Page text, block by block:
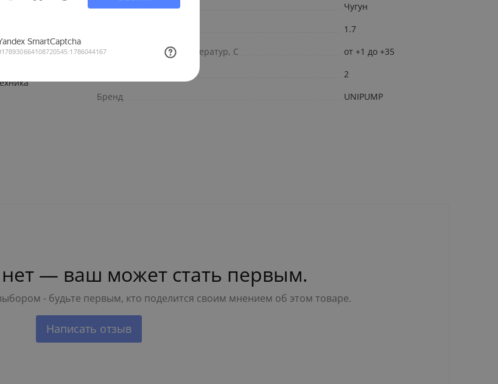
Материал корпуса
Чугун
1.7
Диапазон рабочих температур, С
от +1 до +35
2
Бренд
UNIPUMP
— ваш может стать первым.
- будьте первым, кто поделится своим мнением об этом товаре.
Написать отзыв